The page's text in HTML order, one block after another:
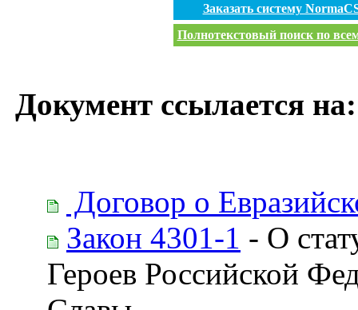
Заказать систему
Полнотекстовый поиск по
Документ ссылается на:
Договор о
Закон 4301-1 - О
Героев Российской